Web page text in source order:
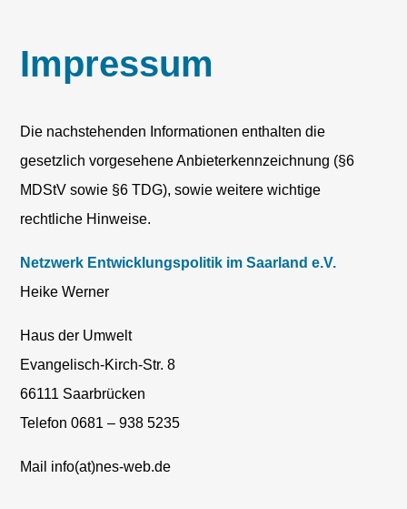
Impressum
Die nachstehenden Informationen enthalten die
gesetzlich vorgesehene Anbieterkennzeichnung (§6
MDStV sowie §6 TDG), sowie weitere wichtige
rechtliche Hinweise.
Netzwerk Entwicklungspolitik im Saarland e.V.
Heike Werner
Haus der Umwelt
Evangelisch-Kirch-Str. 8
66111 Saarbrücken
Telefon 0681 – 938 5235
Mail info(at)nes-web.de